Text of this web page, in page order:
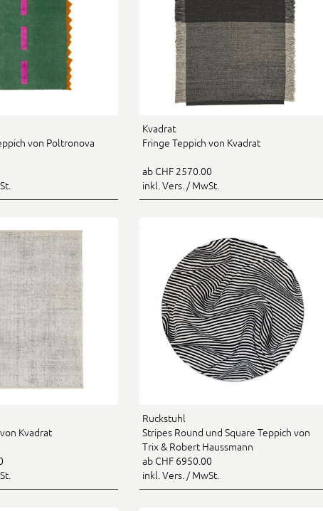
von Poltronova
Kvadrat
Fringe Teppich von Kvadrat
ab CHF 2570.00
inkl. Vers. / MwSt.
Kvadrat
Ruckstuhl
Stripes Round und Square Teppich von
Trix & Robert Haussmann
ab CHF 6950.00
inkl. Vers. / MwSt.